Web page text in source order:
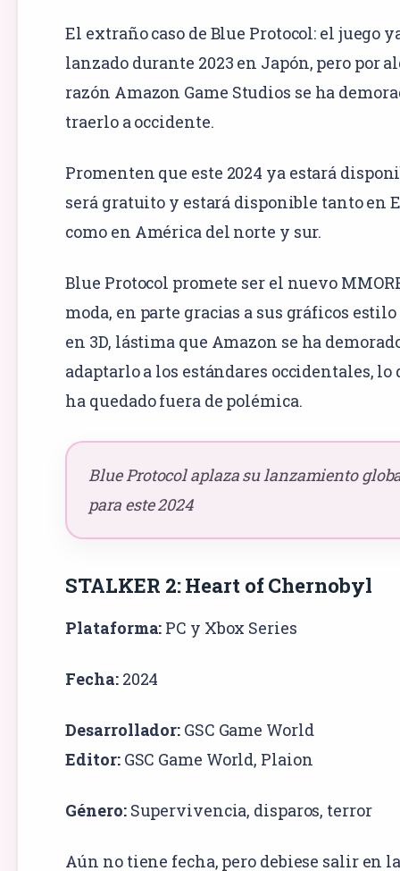
El extraño caso de Blue Protocol: el juego
lanzado durante 2023 en Japón, pero por
razón Amazon Game Studios se ha
traerlo a occidente.
Promenten que este 2024 ya estará
será gratuito y estará disponible tanto en
como en América del norte y sur.
Blue Protocol promete ser el nuevo
moda, en parte gracias a sus gráficos
en 3D, lástima que Amazon se ha
adaptarlo a los estándares occidentales, lo
ha quedado fuera de polémica.
Blue Protocol aplaza su lanzamiento
para este 2024
STALKER 2: Heart of Chernobyl
Plataforma: PC y Xbox Series
Fecha:2024
Desarrollador: GSC Game World
Editor:GSC Game World, Plaion
Género: Supervivencia, disparos, terror
Aún no tiene fecha, pero debiese salir en